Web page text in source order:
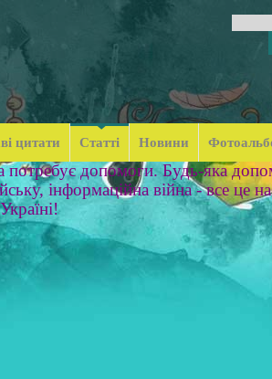
цитати Статті Новини
допомоги. Будь-яка
інформаційна війна - все це